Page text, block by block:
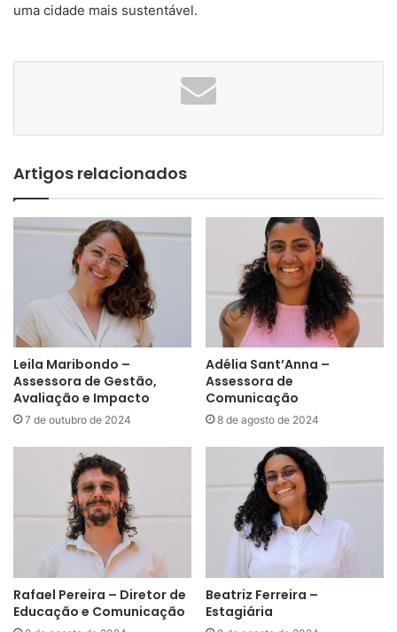
uma cidade mais sustentável.
Artigos relacionados
Leila Maribondo –
Assessora de Gestão,
Avaliação e Impacto
7 de outubro de 2024
Adélia Sant’Anna –
Assessora de
Comunicação
8 de agosto de 2024
Rafael Pereira – Diretor de
Educação e Comunicação
Beatriz Ferreira –
Estagiária